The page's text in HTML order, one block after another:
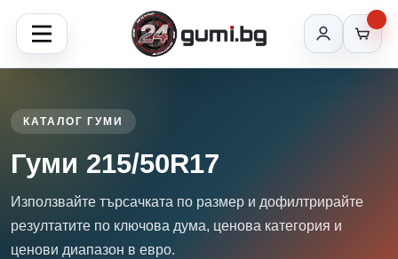
КАТАЛОГ ГУМИ
Гуми 215/50R17
Използвайте търсачката по размер и дофилтрирайте
резултатите по ключова дума, ценова категория и
ценови диапазон в евро.